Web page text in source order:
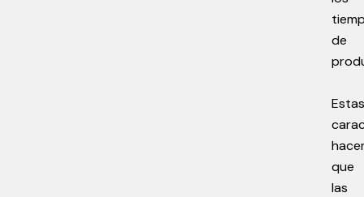
de
Estas
que
las